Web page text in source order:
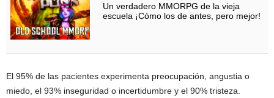
Un verdadero MMORPG de la vieja
escuela ¡Cómo los de antes, pero mejor!
El 95% de las pacientes experimenta preocupación, angustia o
miedo, el 93% inseguridad o incertidumbre y el 90% tristeza.